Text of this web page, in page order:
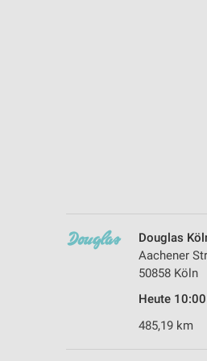
Douglas
Aachener
50858 Köln
Heute
485,19 km
Nicht-IAB-Verarbeitungszwecke: